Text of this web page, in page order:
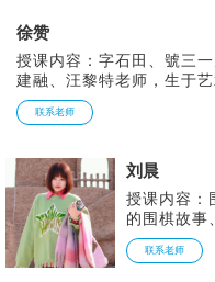
徐赞
授课内容：字石田、號三
建融、汪黎特老师，生于
美院硕士，國家一級工藝美
艺术中心签约画家，第二、
云杯、致敬英雄全国优秀指
单优秀辅导老师。
联系老师
刘晨
授课内容：
的围棋故事
式。因材施
和探索欲，
联系老师